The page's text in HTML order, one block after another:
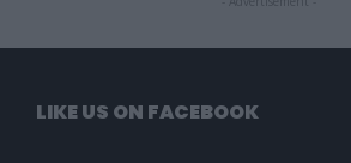
LIKE US ON FACEBOOK